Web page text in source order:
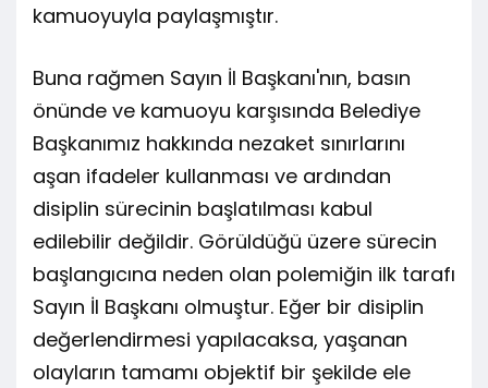
kamuoyuyla paylaşmıştır.
Buna rağmen Sayın İl Başkanı'nın, basın
önünde ve kamuoyu karşısında Belediye
Başkanımız hakkında nezaket sınırlarını
aşan ifadeler kullanması ve ardından
disiplin sürecinin başlatılması kabul
edilebilir değildir. Görüldüğü üzere sürecin
başlangıcına neden olan polemiğin ilk tarafı
Sayın İl Başkanı olmuştur. Eğer bir disiplin
değerlendirmesi yapılacaksa, yaşanan
olayların tamamı objektif bir şekilde ele